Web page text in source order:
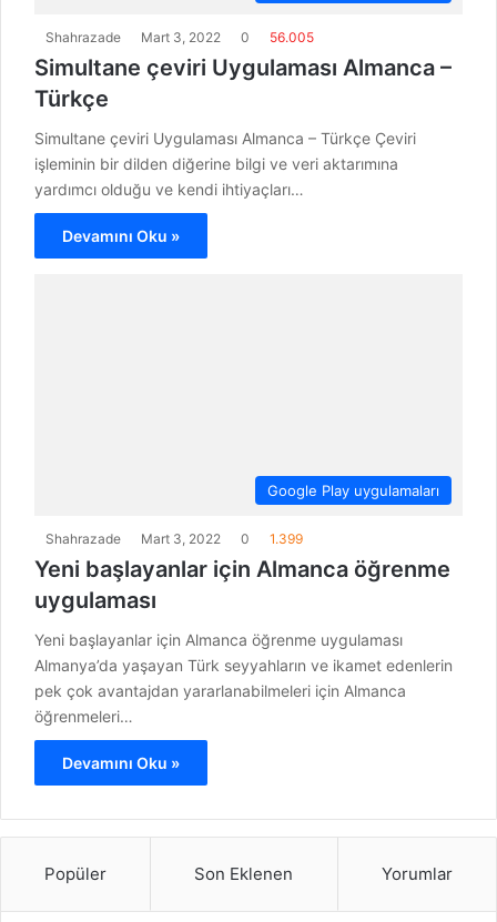
Shahrazade Mart 3, 2022 0 56.005
Simultane çeviri Uygulaması Almanca –
Türkçe
Simultane çeviri Uygulaması Almanca – Türkçe Çeviri
işleminin bir dilden diğerine bilgi ve veri aktarımına
yardımcı olduğu ve kendi ihtiyaçları…
Devamını Oku »
Google Play uygulamaları
Shahrazade Mart 3, 2022 0 1.399
Yeni başlayanlar için Almanca öğrenme
uygulaması
Yeni başlayanlar için Almanca öğrenme uygulaması
Almanya’da yaşayan Türk seyyahların ve ikamet edenlerin
pek çok avantajdan yararlanabilmeleri için Almanca
öğrenmeleri…
Devamını Oku »
Popüler Son Eklenen Yorumlar